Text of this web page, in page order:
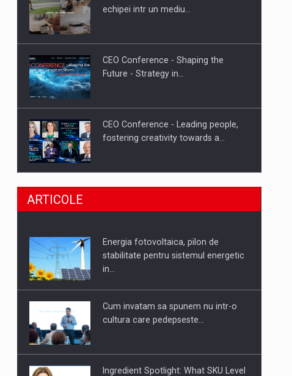
Hard Enduro Piatra Craiului 2026,
echipei intr un mediu…
CEO Conference - Shaping the
Future - Strategy in…
CEO Conference - Leading people,
fostering creativity towards a…
CEO Conference - Shaping The
Webinar - Business Evolution-
RETHINK STRATEGY-Finantare
ARTICOLE
Energia fotovoltaica, pilon de
stabilitate pentru sistemul energetic
in…
Cum invatam sa spunem nu intr-o
cultura care pedepseste…
Ingredient Spotlight: What SKU Level